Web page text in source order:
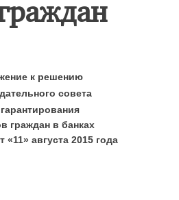
к решению
совета
граждан в банках
«11» августа 2015 года